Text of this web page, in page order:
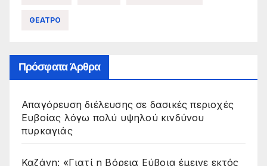
ΘΕΑΤΡΟ
Πρόσφατα Άρθρα
Απαγόρευση διέλευσης σε δασικές περιοχές
Ευβοίας λόγω πολύ υψηλού κινδύνου
πυρκαγιάς
Καζάνη: «Γιατί η Βόρεια Εύβοια έμεινε εκτός